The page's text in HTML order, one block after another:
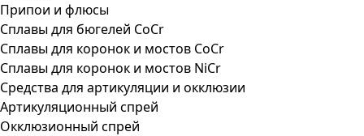
Припои и флюсы
Сплавы для бюгелей CoCr
Сплавы для коронок и мостов CoCr
Сплавы для коронок и мостов NiCr
Средства для артикуляции и окклюзии
Артикуляционный спрей
Окклюзионный спрей